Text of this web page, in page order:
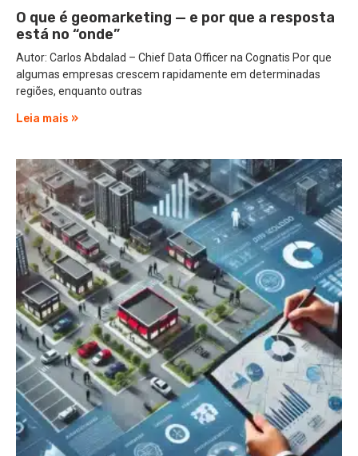
O que é geomarketing — e por que a resposta
está no “onde”
Autor: Carlos Abdalad – Chief Data Officer na Cognatis Por que
algumas empresas crescem rapidamente em determinadas
regiões, enquanto outras
Leia mais »